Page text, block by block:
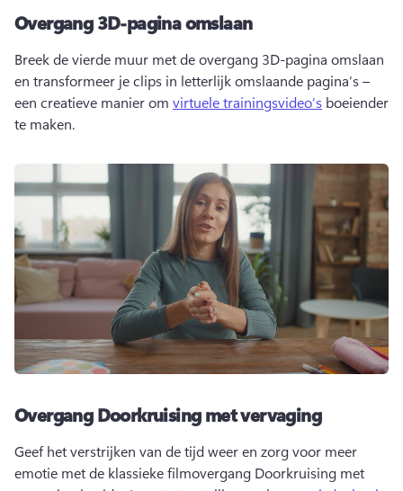
Overgang 3D-pagina omslaan
Breek de vierde muur met de overgang 3D-pagina omslaan
en transformeer je clips in letterlijk omslaande pagina’s –
een creatieve manier om virtuele trainingsvideo’s boeiender
te maken.
Overgang Doorkruising met vervaging
Geef het verstrijken van de tijd weer en zorg voor meer
emotie met de klassieke filmovergang Doorkruising met